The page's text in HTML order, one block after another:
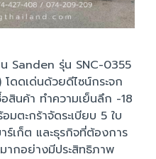
Sanden รุ่น SNC-0355
ดดเด่นด้วยดีไซน์กระจก
สินค้า ทำความเย็นลึก -18
ตะกร้าจัดระเบียบ 5 ใบ
ร์เก็ต และธุรกิจที่ต้องการ
กอย่างมีประสิทธิภาพ